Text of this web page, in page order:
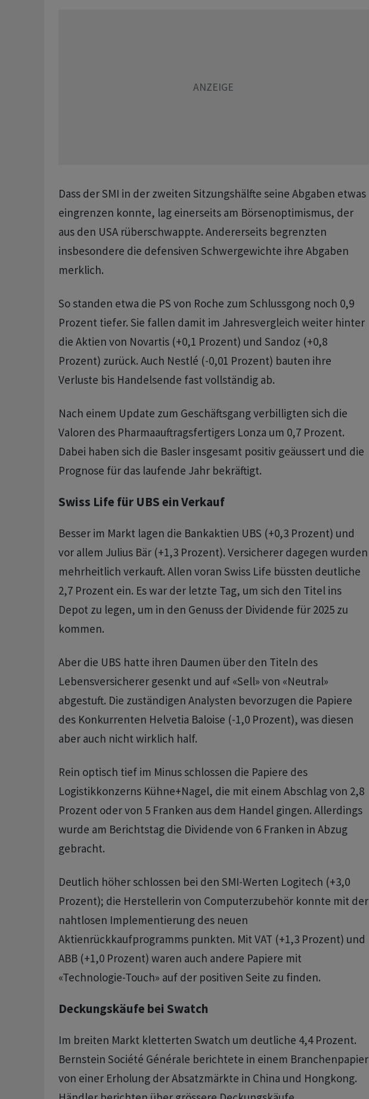
Dass der SMI in der zweiten Sitzungshälfte seine Abgaben etwas
eingrenzen konnte, lag einerseits am Börsenoptimismus, der
aus den USA rüberschwappte. Andererseits begrenzten
insbesondere die defensiven Schwergewichte ihre Abgaben
merklich.
So standen etwa die PS von Roche zum Schlussgong noch 0,9
Prozent tiefer. Sie fallen damit im Jahresvergleich weiter hinter
die Aktien von Novartis (+0,1 Prozent) und Sandoz (+0,8
Prozent) zurück. Auch Nestlé (-0,01 Prozent) bauten ihre
Verluste bis Handelsende fast vollständig ab.
Nach einem Update zum Geschäftsgang verbilligten sich die
Valoren des Pharmaauftragsfertigers Lonza um 0,7 Prozent.
Dabei haben sich die Basler insgesamt positiv geäussert und die
Prognose für das laufende Jahr bekräftigt.
Swiss Life für UBS ein Verkauf
Besser im Markt lagen die Bankaktien UBS (+0,3 Prozent) und
vor allem Julius Bär (+1,3 Prozent). Versicherer dagegen wurden
mehrheitlich verkauft. Allen voran Swiss Life büssten deutliche
2,7 Prozent ein. Es war der letzte Tag, um sich den Titel ins
Depot zu legen, um in den Genuss der Dividende für 2025 zu
kommen.
Aber die UBS hatte ihren Daumen über den Titeln des
Lebensversicherer gesenkt und auf «Sell» von «Neutral»
abgestuft. Die zuständigen Analysten bevorzugen die Papiere
des Konkurrenten Helvetia Baloise (-1,0 Prozent), was diesen
aber auch nicht wirklich half.
Rein optisch tief im Minus schlossen die Papiere des
Logistikkonzerns Kühne+Nagel, die mit einem Abschlag von 2,8
Prozent oder von 5 Franken aus dem Handel gingen. Allerdings
wurde am Berichtstag die Dividende von 6 Franken in Abzug
gebracht.
Deutlich höher schlossen bei den SMI-Werten Logitech (+3,0
Prozent); die Herstellerin von Computerzubehör konnte mit der
nahtlosen Implementierung des neuen
Aktienrückkaufprogramms punkten. Mit VAT (+1,3 Prozent) und
ABB (+1,0 Prozent) waren auch andere Papiere mit
«Technologie-Touch» auf der positiven Seite zu finden.
Deckungskäufe bei Swatch
Im breiten Markt kletterten Swatch um deutliche 4,4 Prozent.
Bernstein Société Générale berichtete in einem Branchenpapier
von einer Erholung der Absatzmärkte in China und Hongkong.